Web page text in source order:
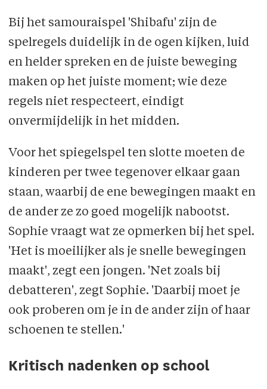
Bij het samouraispel 'Shibafu' zijn de
spelregels duidelijk in de ogen kijken, luid
en helder spreken en de juiste beweging
maken op het juiste moment; wie deze
regels niet respecteert, eindigt
onvermijdelijk in het midden.
Voor het spiegelspel ten slotte moeten de
kinderen per twee tegenover elkaar gaan
staan, waarbij de ene bewegingen maakt en
de ander ze zo goed mogelijk nabootst.
Sophie vraagt wat ze opmerken bij het spel.
'Het is moeilijker als je snelle bewegingen
maakt', zegt een jongen. 'Net zoals bij
debatteren', zegt Sophie. 'Daarbij moet je
ook proberen om je in de ander zijn of haar
schoenen te stellen.'
Kritisch nadenken op school